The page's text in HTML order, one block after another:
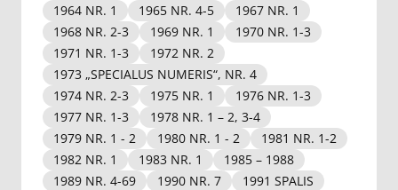
1964 NR. 1
1965 NR. 4-5
1967 NR. 1
1968 NR. 2-3
1969 NR. 1
1970 NR. 1-3
1971 NR. 1-3
1972 NR. 2
1973 „SPECIALUS NUMERIS“, NR. 4
1974 NR. 2-3
1975 NR. 1
1976 NR. 1-3
1977 NR. 1-3
1978 NR. 1 – 2, 3-4
1979 NR. 1 - 2
1980 NR. 1 - 2
1981 NR. 1-2
1982 NR. 1
1983 NR. 1
1985 – 1988
1989 NR. 4-69
1990 NR. 7
1991 SPALIS